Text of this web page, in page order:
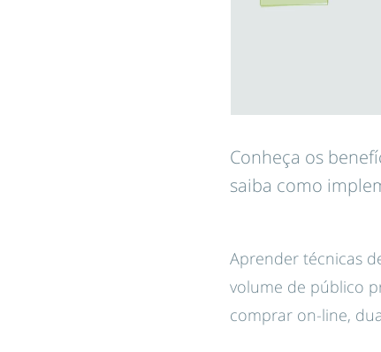
Conheça os
saiba como
Aprender técnicas
volume de público
comprar on-line,